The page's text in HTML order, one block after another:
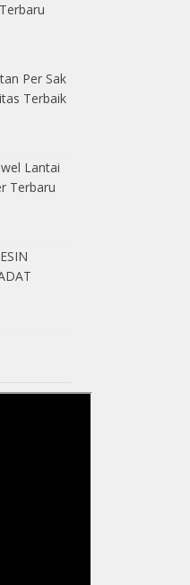
Per Sak
Terbaik
Lantai
Terbaru